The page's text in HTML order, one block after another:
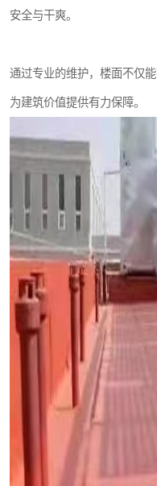
安全与干爽。
通过专业的维护，楼面不仅
为建筑价值提供有力保障。